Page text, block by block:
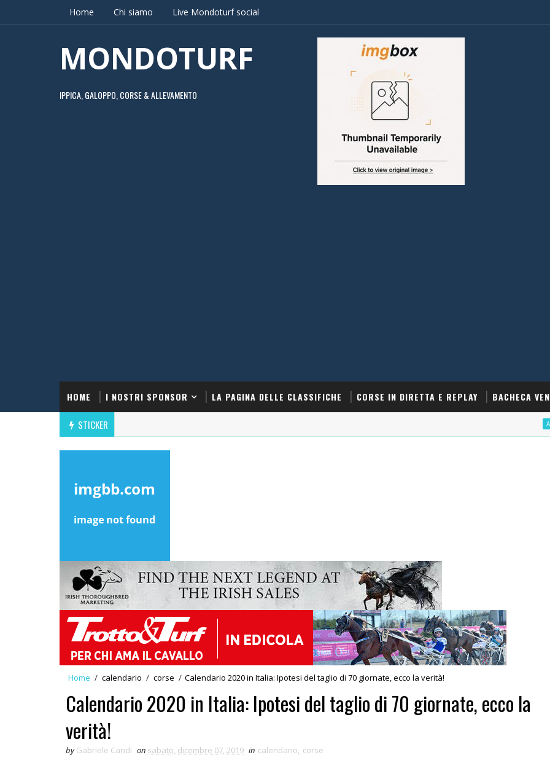
Home Chi siamo Live Mondoturf social
MONDOTURF
IPPICA, GALOPPO, CORSE & ALLEVAMENTO
HOME I NOSTRI SPONSOR LA PAGINA DELLE CLASSIFICHE CORSE IN DIRETTA E REPLAY BACHECA
STICKER APRI UN
Home / calendario / corse / Calendario 2020 in Italia: Ipotesi del taglio di 70 giornate, ecco la verità!
Calendario 2020 in Italia: Ipotesi del taglio di 70 giornate, ecco la
verità!
by Gabriele Candi on sabato, dicembre 07, 2019 in calendario, corse